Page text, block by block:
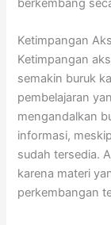
berkembang
Ketimpangan
Ketimpangan
semakin buruk
pembelajaran
mengandalkan
informasi,
sudah tersedia.
karena materi
perkembangan